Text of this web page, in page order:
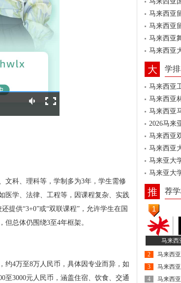
文科、理科等，学制多为3年，学生需修
医学、法律、工程等，因课程复杂、实践
提供“3+0”或“双联课程”，允许学生在国
总体仍围绕3至4年框架。
约4万至8万人民币，具体因专业而异，如
至3000元人民币，涵盖住宿、饮食、交通
马来西亚
马来西亚
马来西亚
马来西亚
大 学
马来西亚
马来西亚
马来西亚
2026马来
马来西亚
马来西亚
马来亚大
马来亚大
推 荐
1
马来西
2
马来西
3
马来西
4
马来西